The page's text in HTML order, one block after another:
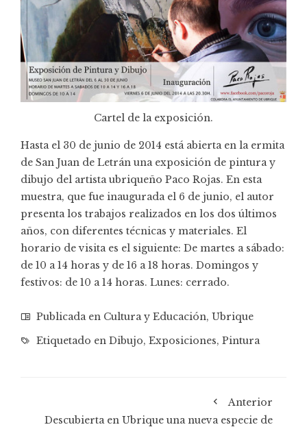
Cartel de la exposición.
Hasta el 30 de junio de 2014 está abierta en la ermita
de San Juan de Letrán una exposición de pintura y
dibujo del artista ubriqueño Paco Rojas. En esta
muestra, que fue inaugurada el 6 de junio, el autor
presenta los trabajos realizados en los dos últimos
años, con diferentes técnicas y materiales. El
horario de visita es el siguiente: De martes a sábado:
de 10 a 14 horas y de 16 a 18 horas. Domingos y
festivos: de 10 a 14 horas. Lunes: cerrado.
Publicada en Cultura y Educación, Ubrique
Etiquetado en Dibujo, Exposiciones, Pintura
Anterior
Descubierta en Ubrique una nueva especie de